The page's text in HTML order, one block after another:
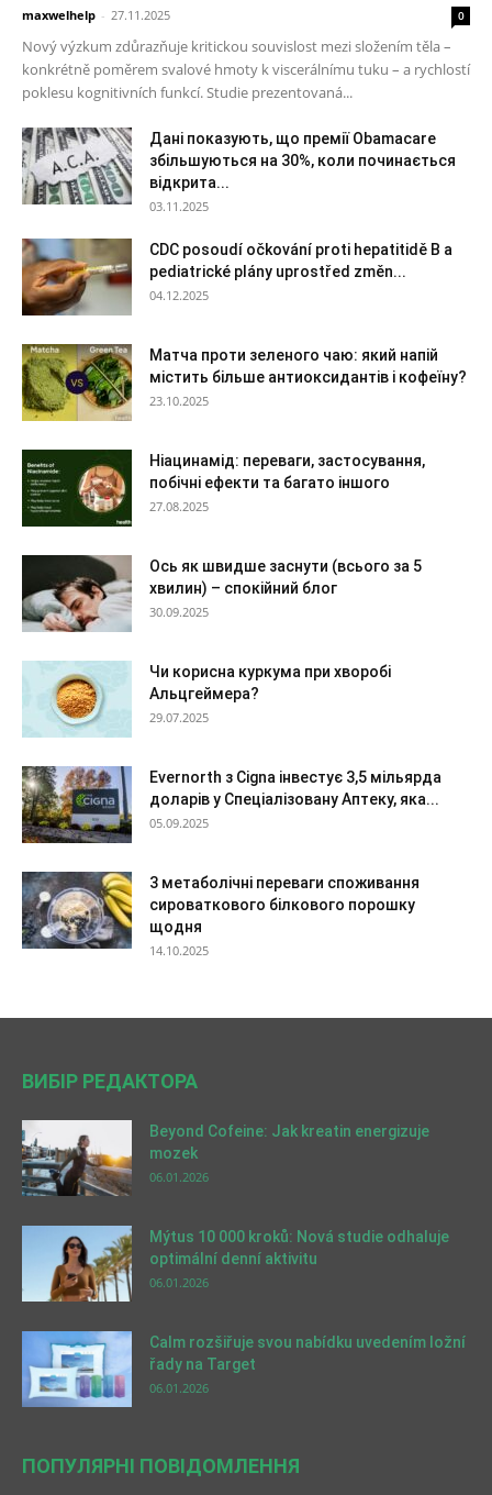
maxwelhelp - 27.11.2025 0
Nový výzkum zdůrazňuje kritickou souvislost mezi složením těla –
konkrétně poměrem svalové hmoty k viscerálnímu tuku – a rychlostí
poklesu kognitivních funkcí. Studie prezentovaná...
Дані показують, що премії Obamacare
збільшуються на 30%, коли починається
відкрита...
03.11.2025
CDC posoudí očkování proti hepatitidě B a
pediatrické plány uprostřed změn...
04.12.2025
Матча проти зеленого чаю: який напій
містить більше антиоксидантів і кофеїну?
23.10.2025
Ніацинамід: переваги, застосування,
побічні ефекти та багато іншого
27.08.2025
Ось як швидше заснути (всього за 5
хвилин) – спокійний блог
30.09.2025
Чи корисна куркума при хворобі
Альцгеймера?
29.07.2025
Evernorth з Cigna інвестує 3,5 мільярда
доларів у Спеціалізовану Аптеку, яка...
05.09.2025
3 метаболічні переваги споживання
сироваткового білкового порошку
щодня
14.10.2025
ВИБІР РЕДАКТОРА
Beyond Cofeine: Jak kreatin energizuje
mozek
06.01.2026
Mýtus 10 000 kroků: Nová studie odhaluje
optimální denní aktivitu
06.01.2026
Calm rozšiřuje svou nabídku uvedením ložní
řady na Target
06.01.2026
ПОПУЛЯРНІ ПОВІДОМЛЕННЯ